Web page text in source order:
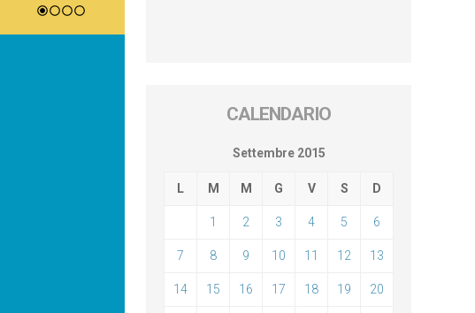
CALENDARIO
Settembre 2015
L M M G V S D
1 2 3 4 5 6
7 8 9 10 11 12 13
14 15 16 17 18 19 20